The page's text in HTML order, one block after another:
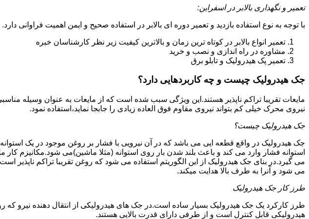
تعمیر و نگهداری بالابر در اسفراین:
با توجه به نوع استفاده بازدید و تعمیر دوره ای بالابر در استفاده صحیح و ایمن اهمیت فراوانی دارد.
تعمیر انواع بالابر در کوتاه ترین زمان و بالاترین کیفیت زیر نظر کارشناسان خبره
مشاوره در راه اندازی و نصب و خرید
تعمیر پک هیدرولیک و تابلو برق
جک هیدرولیک چیست و چه کاربردهایی دارد؟
مایعات تقریبا تراکم ناپذیر هستند.این ویژگی سبب شده است که از مایعات به عنوان وسیله
نیروی محرک خیلی کم بتواند نیروی مقاوم فوق العاده زیادی را جابجا نماید،استفاده نمود.
جک هیدرولیک چیست؟
جک هیدرولیک در واقع قطعه ایی می باشد که در آن نیرویی با فشار بر روغن موجود در یک
استوانه فشار وارد می کند و باعث بلند شدن بار روی استوانه (مثلا ماشین)می شود.مکانیزم
می گیرد.در بنای جک هیدرولیک از این الگوریتم استفاده می شود که روغن تقریبا تراکم
می شود و آنرا به طرف بالا هدایت میکند.
طرز کار جک هیدرولیک
طرز کارکرد یک جک هیدرولیک بسیار ساده است.در جک های هیدرولیکی از انتقال دهنده نیرو
هیدرولیکی قابل کنترل است و از طرفی دارای قدرت بالایی هستند.